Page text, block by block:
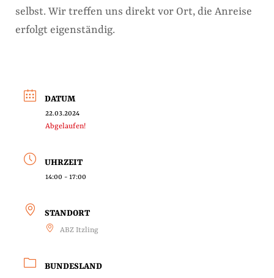
selbst. Wir treffen uns direkt vor Ort, die Anreise
erfolgt eigenständig.
DATUM
22.03.2024
Abgelaufen!
UHRZEIT
14:00 - 17:00
STANDORT
ABZ Itzling
BUNDESLAND